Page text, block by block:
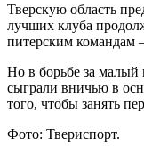
Тверскую область
лучших клуба
питерским
Но в борьбе за малый
сыграли вничью в
того, чтобы занять
Фото: Твериспорт.